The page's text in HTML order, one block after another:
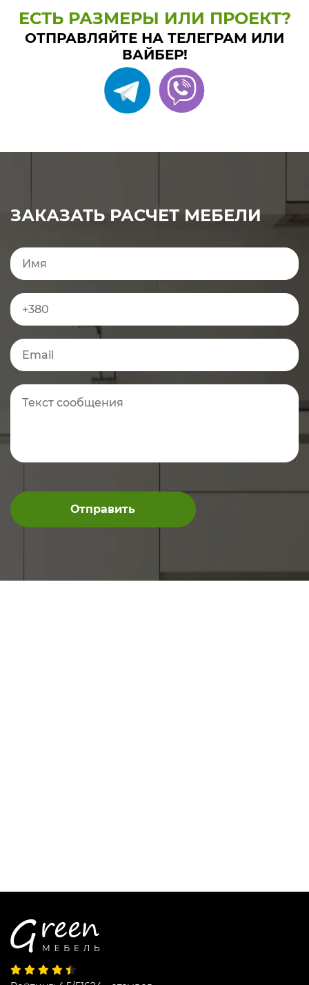
ЕСТЬ РАЗМЕРЫ ИЛИ ПРОЕКТ?
ОТПРАВЛЯЙТЕ НА ТЕЛЕГРАМ ИЛИ
ВАЙБЕР!
ЗАКАЗАТЬ РАСЧЕТ МЕБЕЛИ